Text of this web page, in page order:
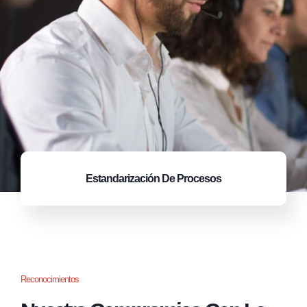
Estandarización De Procesos
Reconocimientos